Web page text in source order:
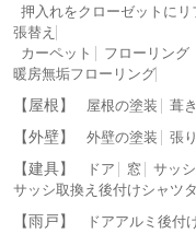
押入れをクローゼットに
張替え
カーペット
フローリング
暖房無垢フローリング
【屋根】 屋根の塗装 葺
【外壁】 外壁の塗装 張
【建具】 ドア 窓
サッ
サッシ取換え後付けシャツ
【雨戸】
ドアアルミ後付